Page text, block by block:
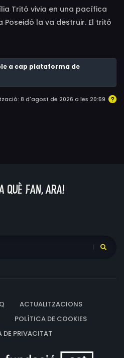
Tritó vivia en una pacífica
la va destruir. El tritó
s’embarca en una vida
la família Poseidó.
a cap plataforma de
8 d'agost de 2026 a les 20:59
ACTUALITZACIONS
POLÍTICA DE COOKIES
DE PRIVACITAT